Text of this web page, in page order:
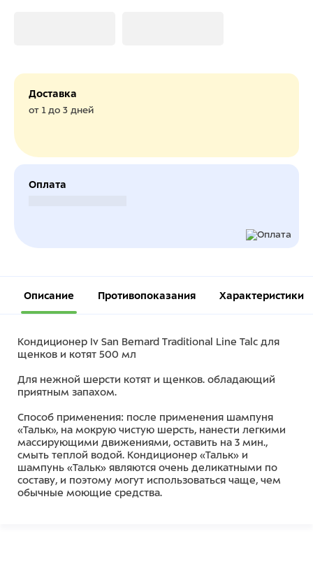
Доставка
от 1 до 3 дней
Оплата
Описание Противопоказания Характеристики
Кондиционер Iv San Bernard Traditional Line Talc для
щенков и котят 500 мл
Для нежной шерсти котят и щенков. обладающий
приятным запахом.
Способ применения: после применения шампуня
«Тальк», на мокрую чистую шерсть, нанести легкими
массирующими движениями, оставить на 3 мин.,
смыть теплой водой. Кондиционер «Тальк» и
шампунь «Тальк» являются очень деликатными по
составу, и поэтому могут использоваться чаще, чем
обычные моющие средства.